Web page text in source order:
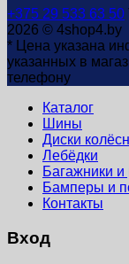
+375 29 533 63 50
2026 © 4shop4.by
* Цена указана
указанных в
телефону
Каталог
Шины
Диски
Лебёдки
Багажники и
Бамперы и
Контакты
Вход